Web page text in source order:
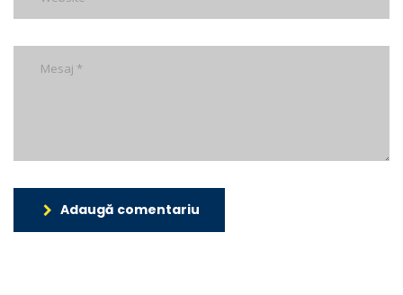
Adaugă comentariu